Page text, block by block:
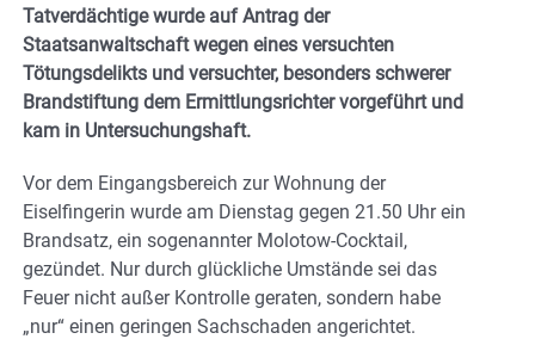
Tatverdächtige wurde auf Antrag der
Staatsanwaltschaft wegen eines versuchten
Tötungsdelikts und versuchter, besonders schwerer
Brandstiftung dem Ermittlungsrichter vorgeführt und
kam in Untersuchungshaft.
Vor dem Eingangsbereich zur Wohnung der
Eiselfingerin wurde am Dienstag gegen 21.50 Uhr ein
Brandsatz, ein sogenannter Molotow-Cocktail,
gezündet. Nur durch glückliche Umstände sei das
Feuer nicht außer Kontrolle geraten, sondern habe
„nur“ einen geringen Sachschaden angerichtet.